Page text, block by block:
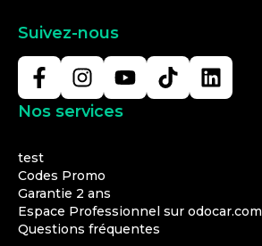
Suivez-nous
Nos services
test
Codes Promo
Garantie 2 ans
Espace Professionnel sur odocar.com
Questions fréquentes